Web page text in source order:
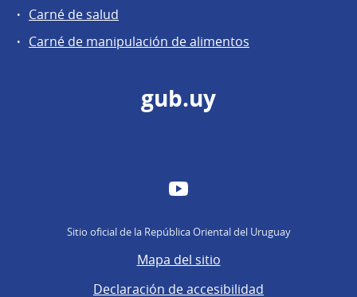
Carné de salud
Carné de manipulación de alimentos
gub.uy
YouTube
Sitio oficial de la República Oriental del Uruguay
Mapa del sitio
Declaración de accesibilidad